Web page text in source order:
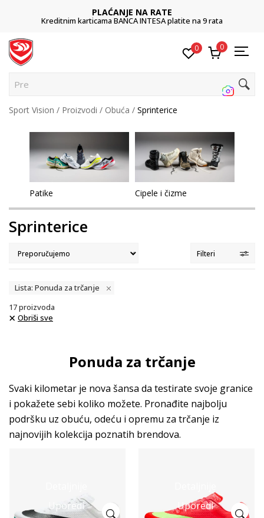
PLAĆANJE NA RATE
Kreditnim karticama BANCA INTESA platite na 9 rata
0 0
Pretraži
Sport Vision Proizvodi Obuća Sprinterice
Patike Cipele i čizme
Sprinterice
Filteri
Lista: Ponuda za trčanje
17proizvoda
Obriši sve
Ponuda za trčanje
Svaki kilometar je nova šansa da testirate svoje granice
i pokažete sebi koliko možete. Pronađite najbolju
podršku uz obuću, odeću i opremu za trčanje iz
najnovijih kolekcija poznatih brendova.
Uporedi
Uporedi